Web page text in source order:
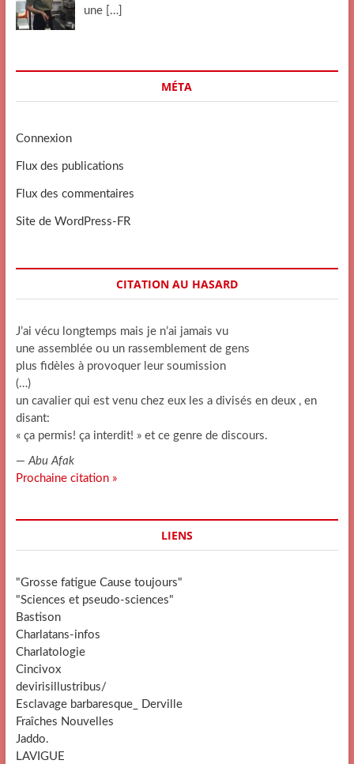
une
[…]
MÉTA
Connexion
Flux des publications
Flux des commentaires
Site de WordPress-FR
CITATION AU HASARD
J’ai vécu longtemps mais je n’ai jamais vu
une assemblée ou un rassemblement de gens
plus fidèles à provoquer leur soumission
(…)
un cavalier qui est venu chez eux les a divisés en deux , en
disant:
« ça permis! ça interdit! » et ce genre de discours.
—Abu Afak
Prochaine citation »
LIENS
"Grosse fatigue Cause toujours"
"Sciences et pseudo-sciences"
Bastison
Charlatans-infos
Charlatologie
Cincivox
devirisillustribus/
Esclavage barbaresque_ Derville
Fraîches Nouvelles
Jaddo.
LAVIGUE